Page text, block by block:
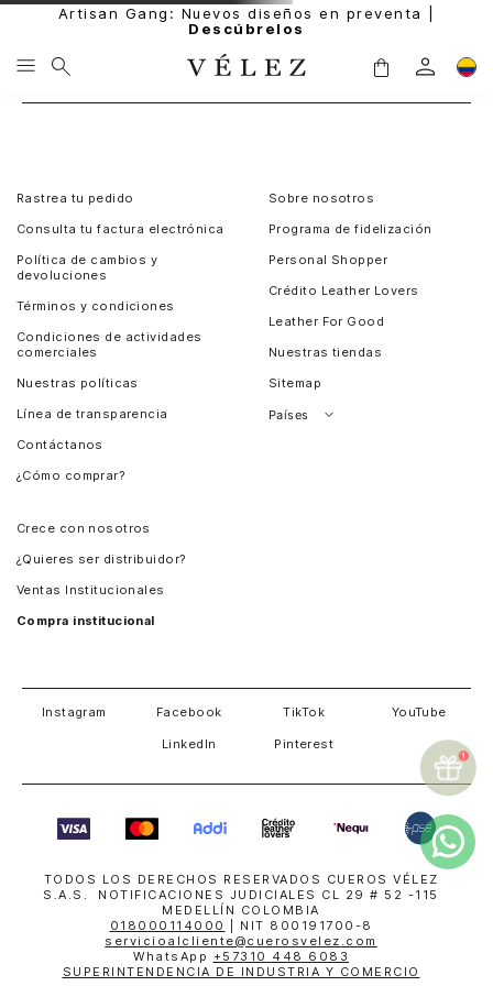
Artisan Gang: Nuevos diseños en preventa |
Descúbrelos
Rastrea tu pedido
Consulta tu factura electrónica
Política de cambios y
devoluciones
Términos y condiciones
Condiciones de actividades
comerciales
Nuestras políticas
Línea de transparencia
Contáctanos
¿Cómo comprar?
Sobre nosotros
Programa de fidelización
Personal Shopper
Crédito Leather Lovers
Leather For Good
Nuestras tiendas
Sitemap
Países
Crece con nosotros
¿Quieres ser distribuidor?
Ventas Institucionales
Compra institucional
Instagram Facebook TikTok YouTube
LinkedIn Pinterest
TODOS LOS DERECHOS RESERVADOS CUEROS VÉLEZ
S.A.S. NOTIFICACIONES JUDICIALES CL 29 # 52 -115
MEDELLÍN COLOMBIA
018000114000
| NIT 800191700-8
servicioalcliente@cuerosvelez.com
WhatsApp +57310 448 6083
SUPERINTENDENCIA DE INDUSTRIA Y COMERCIO